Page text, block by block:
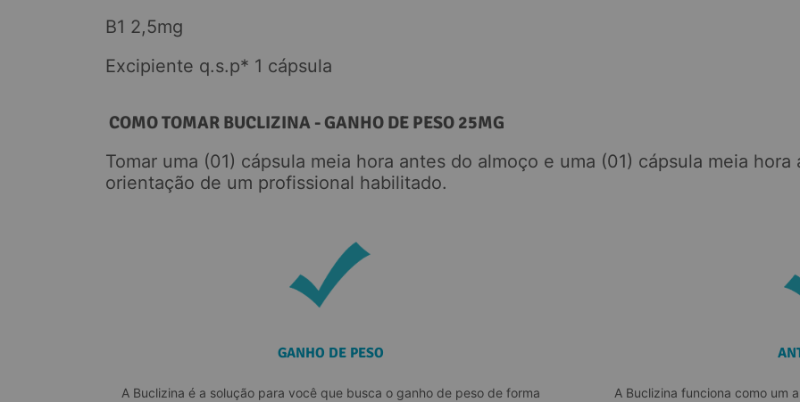
B1 2,5mg
Excipiente q.s.p* 1 cápsula
COMO TOMAR BUCLIZINA - GANHO DE PESO 25MG
Tomar uma (01) cápsula meia hora antes do almoço e uma (01) cápsula meia
orientação de um profissional habilitado.
GANHO DE PESO
A Buclizina é a solução para você que busca o ganho de peso de forma
A Buclizina funciona como um